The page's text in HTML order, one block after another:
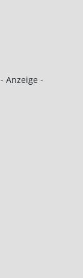
- Anzeige -